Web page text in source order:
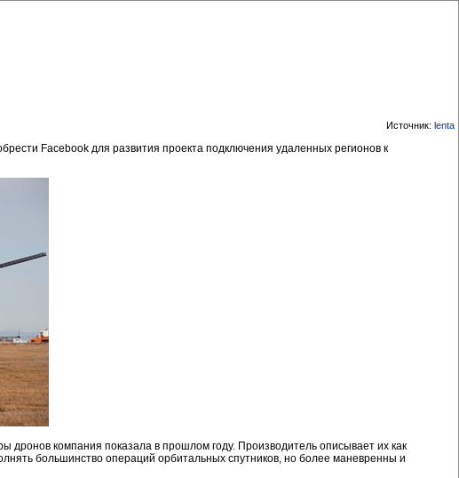
Источник: lenta
Facebook для развития проекта подключения удаленных регионов к
дронов компания показала в прошлом году. Производитель описывает их как
большинство операций орбитальных спутников, но более маневренны и